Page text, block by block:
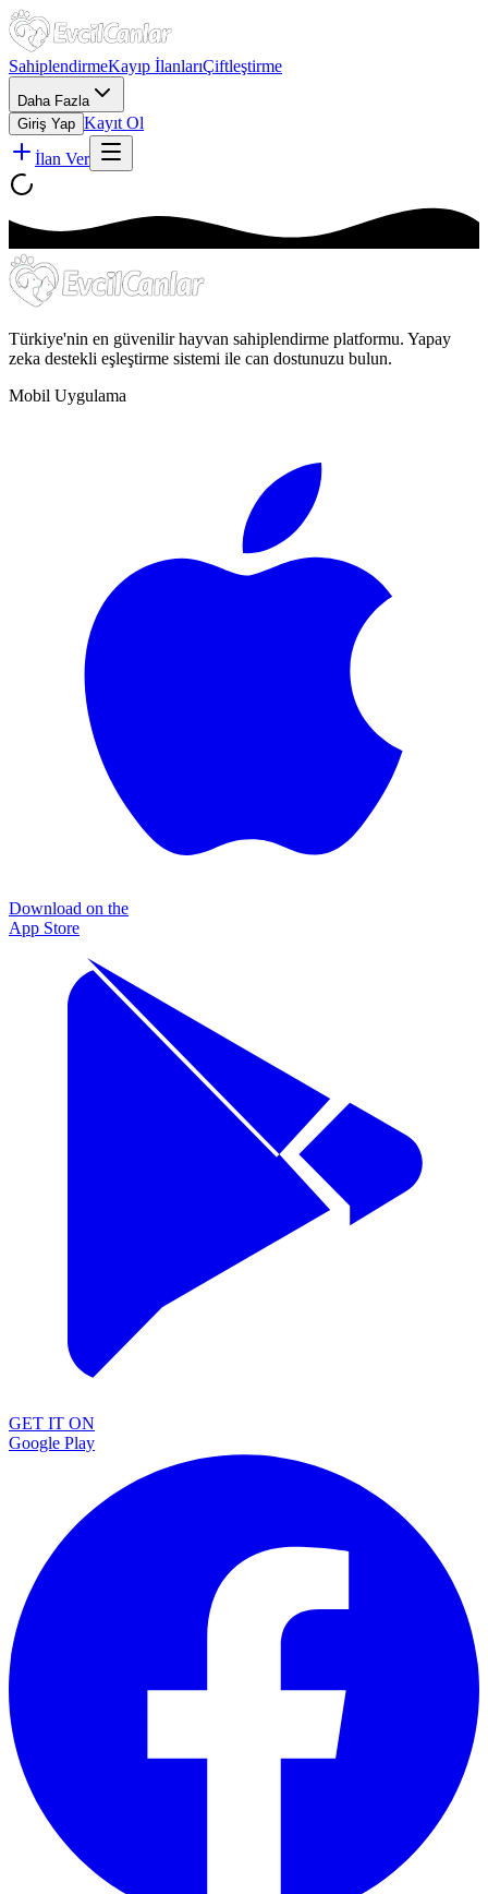
SahiplendirmeKayıp İlanlarıÇiftleştirme
Daha Fazla
Giriş Yap Kayıt Ol
İlan Ver
Türkiye'nin en güvenilir hayvan sahiplendirme platformu. Yapay
zeka destekli eşleştirme sistemi ile can dostunuzu bulun.
Mobil Uygulama
Download on the
App Store
GET IT ON
Google Play